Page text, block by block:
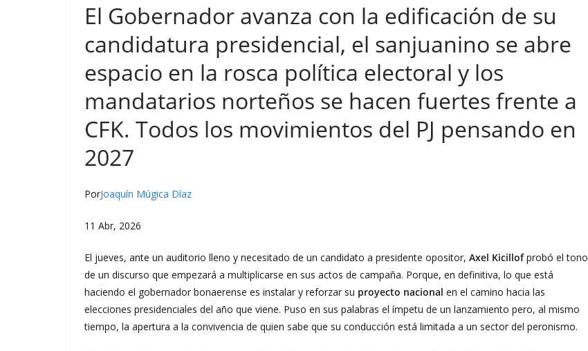
El Gobernador avanza con la edificación de su
candidatura presidencial, el sanjuanino se abre
espacio en la rosca política electoral y los
mandatarios norteños se hacen fuertes frente a
CFK. Todos los movimientos del PJ pensando en
2027
PorJoaquín Múgica Díaz
11 Abr, 2026
El jueves, ante un auditorio lleno y necesitado de un candidato a presidente opositor, Axel Kicillofprobó el tono
de un discurso que empezará a multiplicarse en sus actos de campaña. Porque, en definitiva, lo que está
haciendo el gobernador bonaerense es instalar y reforzar su proyecto nacional en el camino hacia las
elecciones presidenciales del año que viene. Puso en sus palabras el ímpetu de un lanzamiento pero, al mismo
tiempo, la apertura a la convivencia de quien sabe que su conducción está limitada a un sector del peronismo.